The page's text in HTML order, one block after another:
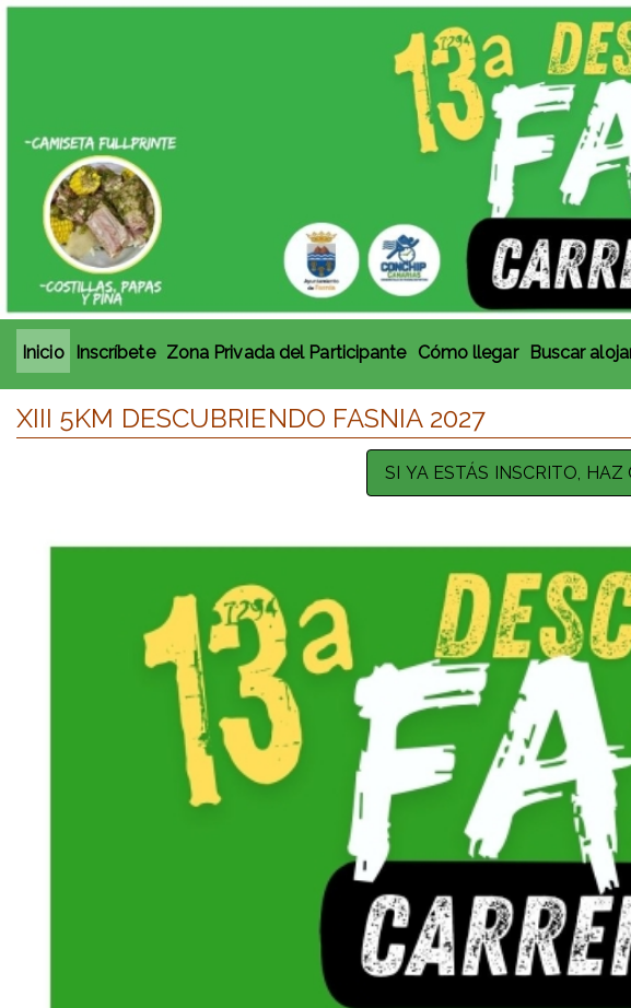
Inicio Inscríbete Zona Privada del Participante Cómo llegar Buscar
XIII 5KM DESCUBRIENDO FASNIA 2027